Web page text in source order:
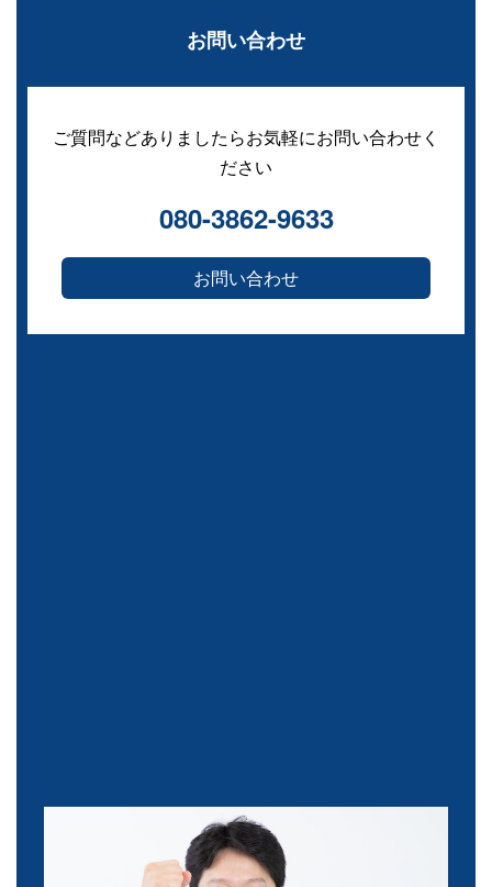
お問い合わせ
ご質問などありましたらお気軽にお問い合わせく
ださい
080-3862-9633
お問い合わせ